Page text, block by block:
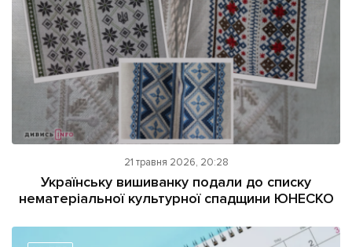
21 травня 2026, 20:28
Українську вишиванку подали до списку
нематеріальної культурної спадщини ЮНЕСКО